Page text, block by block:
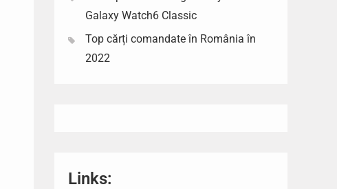
Galaxy Watch6 Classic
Top cărți comandate în România în
2022
Links: